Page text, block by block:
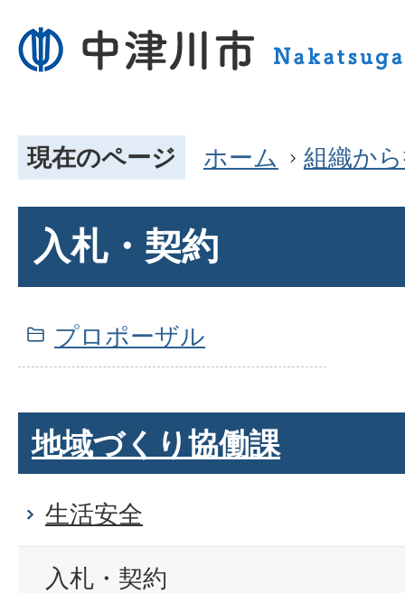
現在のページ ホーム 組織か
入札・契約
プロポーザル
地域づくり協働課
生活安全
入札・契約